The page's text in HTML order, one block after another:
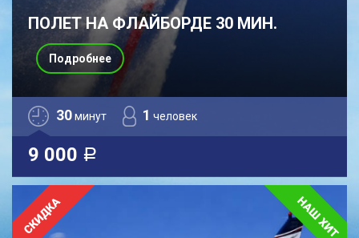
ПОЛЕТ НА ФЛАЙБОРДЕ 30 МИН.
30минут 1 человек
9 000 a
Подробнее